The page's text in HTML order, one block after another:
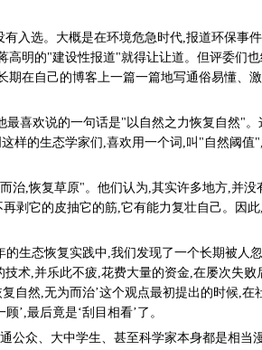
入选。大概是在环境危急时代,报道环保事件
高明的"建设性报道"就得让让道。但评委们也
期在自己的博客上一篇一篇地写通俗易懂、
最喜欢说的一句话是"以自然之力恢复自然"。
样的生态学家们,喜欢用一个词,叫"自然阈值
治,恢复草原"。他们认为,其实许多地方,并没
剥它的皮抽它的筋,它有能力复壮自己。因
生态恢复实践中,我们发现了一个长期被人
术,并乐此不疲,花费大量的资金,在屡次失败
自然,无为而治’这个观点最初提出的时候,在
’,最后竟是‘刮目相看’了。
公众、大中学生、甚至科学家本身都是相当